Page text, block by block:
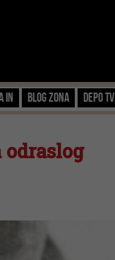
IN Blog zona Depo TV